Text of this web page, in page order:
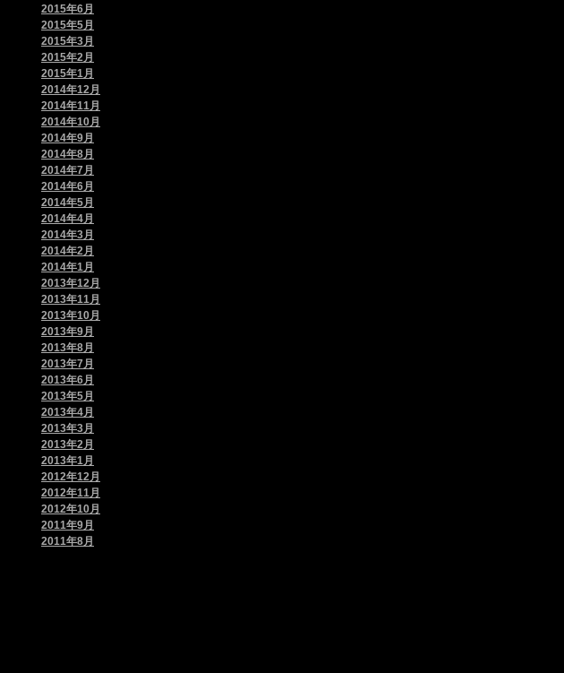
2015年6月
2015年5月
2015年3月
2015年2月
2015年1月
2014年12月
2014年11月
2014年10月
2014年9月
2014年8月
2014年7月
2014年6月
2014年5月
2014年4月
2014年3月
2014年2月
2014年1月
2013年12月
2013年11月
2013年10月
2013年9月
2013年8月
2013年7月
2013年6月
2013年5月
2013年4月
2013年3月
2013年2月
2013年1月
2012年12月
2012年11月
2012年10月
2011年9月
2011年8月